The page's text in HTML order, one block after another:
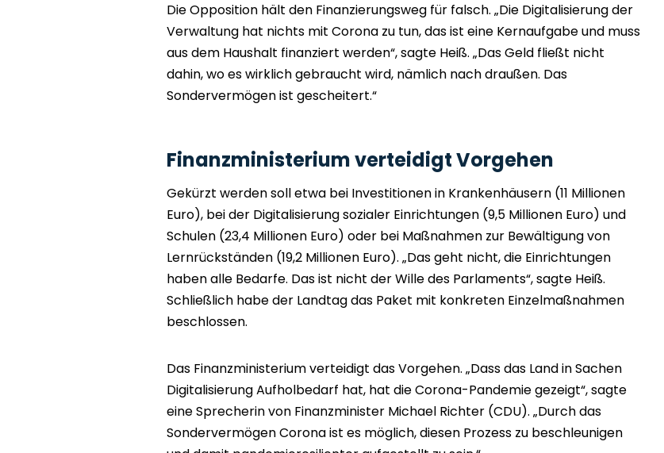
Die Opposition hält den Finanzierungsweg für falsch. „Die Digitalisierung der
Verwaltung hat nichts mit Corona zu tun, das ist eine Kernaufgabe und muss
aus dem Haushalt finanziert werden“, sagte Heiß. „Das Geld fließt nicht
dahin, wo es wirklich gebraucht wird, nämlich nach draußen. Das
Sondervermögen ist gescheitert.“
Finanzministerium verteidigt Vorgehen
Gekürzt werden soll etwa bei Investitionen in Krankenhäusern (11 Millionen
Euro), bei der Digitalisierung sozialer Einrichtungen (9,5 Millionen Euro) und
Schulen (23,4 Millionen Euro) oder bei Maßnahmen zur Bewältigung von
Lernrückständen (19,2 Millionen Euro). „Das geht nicht, die Einrichtungen
haben alle Bedarfe. Das ist nicht der Wille des Parlaments“, sagte Heiß.
Schließlich habe der Landtag das Paket mit konkreten Einzelmaßnahmen
beschlossen.
Das Finanzministerium verteidigt das Vorgehen. „Dass das Land in Sachen
Digitalisierung Aufholbedarf hat, hat die Corona-Pandemie gezeigt“, sagte
eine Sprecherin von Finanzminister Michael Richter (CDU). „Durch das
Sondervermögen Corona ist es möglich, diesen Prozess zu beschleunigen